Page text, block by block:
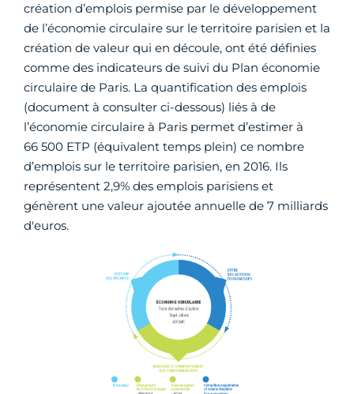
création d’emplois permise par le développement
de l’économie circulaire sur le territoire parisien et la
création de valeur qui en découle, ont été définies
comme des indicateurs de suivi du Plan économie
circulaire de Paris. La quantification des emplois
(document à consulter ci-dessous) liés à de
l’économie circulaire à Paris permet d’estimer à
66 500 ETP (équivalent temps plein) ce nombre
d’emplois sur le territoire parisien, en 2016. Ils
représentent 2,9% des emplois parisiens et
génèrent une valeur ajoutée annuelle de 7 milliards
d'euros.